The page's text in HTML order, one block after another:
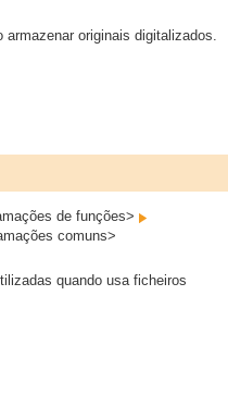
originais digitalizados.
de funções>
comuns>
quando usa ficheiros